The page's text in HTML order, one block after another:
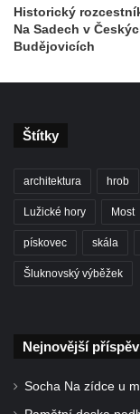
Socha
Socha slona v
Vltavou
Pamětní kámen
a 30. výročí
Hrobčic
Historický
Na Sadech v
Budějovicích
Štítky
architektura hrob
Lužické hory Most
pískovec skála
Šluknovský výběžek
Nejnovější
Socha Na zídce u